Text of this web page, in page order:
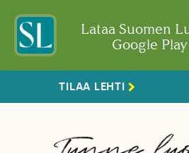
Lataa Suomen
Google
TILAA LEHTI